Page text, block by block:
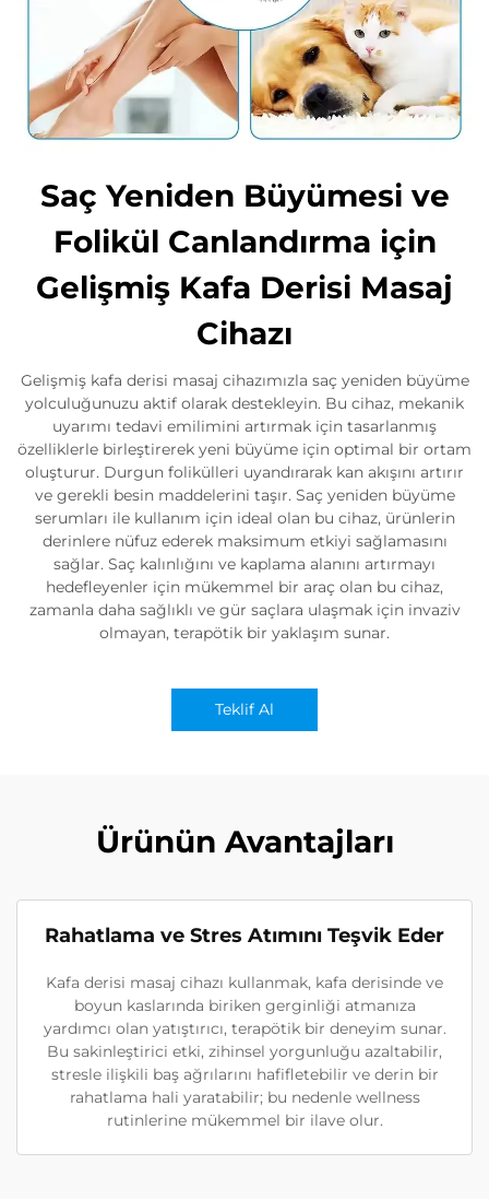
Saç Yeniden Büyümesi ve
Folikül Canlandırma için
Gelişmiş Kafa Derisi Masaj
Cihazı
Gelişmiş kafa derisi masaj cihazımızla saç yeniden büyüme
yolculuğunuzu aktif olarak destekleyin. Bu cihaz, mekanik
uyarımı tedavi emilimini artırmak için tasarlanmış
özelliklerle birleştirerek yeni büyüme için optimal bir ortam
oluşturur. Durgun folikülleri uyandırarak kan akışını artırır
ve gerekli besin maddelerini taşır. Saç yeniden büyüme
serumları ile kullanım için ideal olan bu cihaz, ürünlerin
derinlere nüfuz ederek maksimum etkiyi sağlamasını
sağlar. Saç kalınlığını ve kaplama alanını artırmayı
hedefleyenler için mükemmel bir araç olan bu cihaz,
zamanla daha sağlıklı ve gür saçlara ulaşmak için invaziv
olmayan, terapötik bir yaklaşım sunar.
Teklif Al
Ürünün Avantajları
Rahatlama ve Stres Atımını Teşvik Eder
Kafa derisi masaj cihazı kullanmak, kafa derisinde ve
boyun kaslarında biriken gerginliği atmanıza
yardımcı olan yatıştırıcı, terapötik bir deneyim sunar.
Bu sakinleştirici etki, zihinsel yorgunluğu azaltabilir,
stresle ilişkili baş ağrılarını hafifletebilir ve derin bir
rahatlama hali yaratabilir; bu nedenle wellness
rutinlerine mükemmel bir ilave olur.